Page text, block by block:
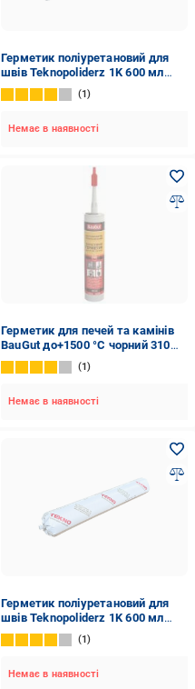
Герметик поліуретановий для
швів Teknopoliderz 1K 600 мл
Сірий
1
Немає в наявності
Герметик для печей та камінів
BauGut до+1500 °C чорний 310
мл
1
Немає в наявності
Герметик поліуретановий для
швів Teknopoliderz 1K 600 мл
Білий (28546849)
1
Немає в наявності